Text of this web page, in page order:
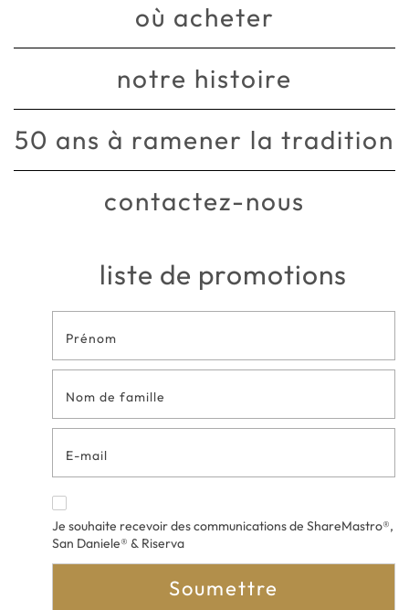
où acheter
notre histoire
50 ans à ramener la tradition
contactez-nous
liste de promotions
Formulaire
de contact
en bas de
page
Je souhaite recevoir des communications de ShareMastro®,
San Daniele® & Riserva
Soumettre